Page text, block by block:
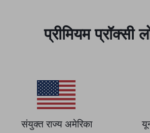
प्रीमियम प्रॉक्सी
संयुक्त राज्य अमेरिका